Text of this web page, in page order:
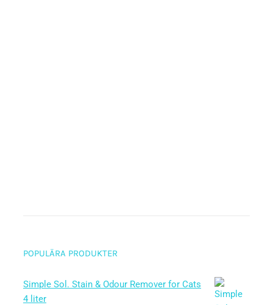
POPULÄRA PRODUKTER
Simple Sol. Stain & Odour Remover for Cats
4 liter